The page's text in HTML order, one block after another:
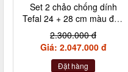
Set 2 chảo chống dính
Tefal 24 + 28 cm màu đen
cán rời L6509205
2.300.000 đ
Giá: 2.047.000 đ
Đặt hàng